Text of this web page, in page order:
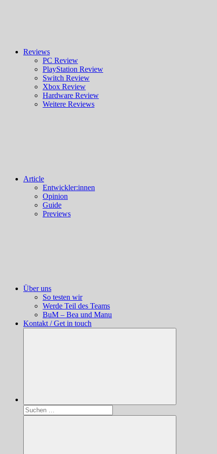
Reviews
PC Review
PlayStation Review
Switch Review
Xbox Review
Hardware Review
Weitere Reviews
Article
Entwickler:innen
Opinion
Guide
Previews
Über uns
So testen wir
Werde Teil des Teams
BuM – Bea und Manu
Kontakt / Get in touch
Suchen
nach: